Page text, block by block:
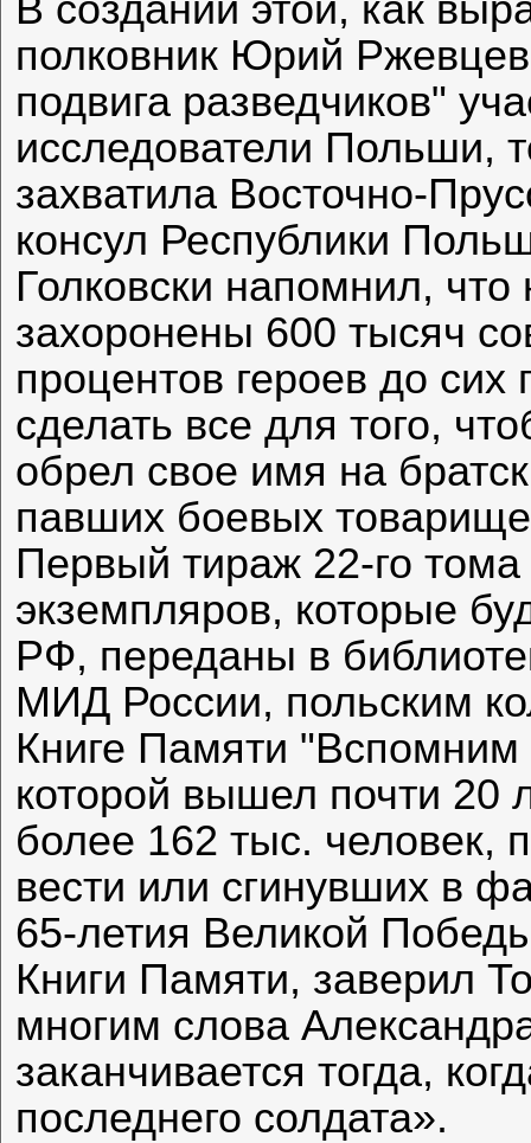
полковник Юрий
подвига разведчиков"
исследователи Польши,
захватила Восточно-
консул Республики
Голковски напомнил,
захоронены 600 тысяч
процентов героев до
сделать все для того,
обрел свое имя на
павших боевых
Первый тираж 22-го
экземпляров, которые
РФ, переданы в
МИД России, польским
Книге Памяти
которой вышел почти 20
более 162 тыс. человек,
вести или сгинувших в
65-летия Великой
Книги Памяти, заверил
многим слова
заканчивается тогда,
последнего солдата».